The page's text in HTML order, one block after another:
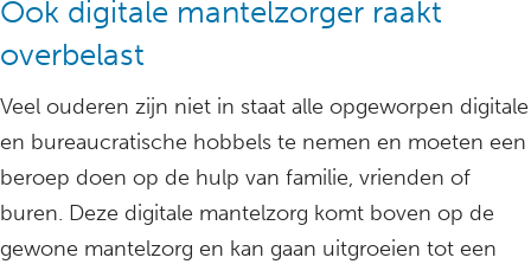
Ook digitale mantelzorger raakt
overbelast
Veel ouderen zijn niet in staat alle opgeworpen digitale
en bureaucratische hobbels te nemen en moeten een
beroep doen op de hulp van familie, vrienden of
buren. Deze digitale mantelzorg komt boven op de
gewone mantelzorg en kan gaan uitgroeien tot een